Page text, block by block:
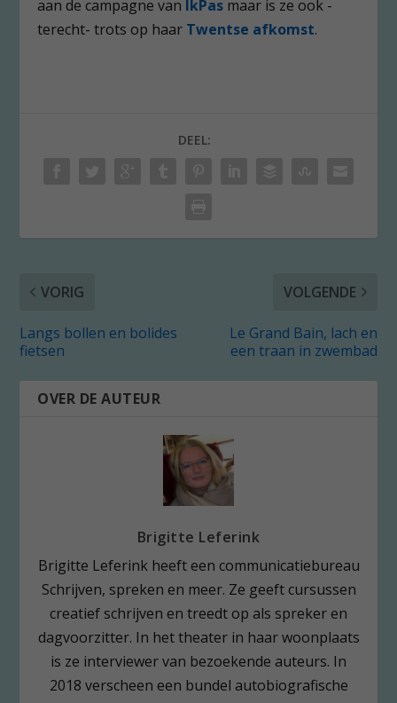
aan de campagne van IkPas maar is ze ook -
terecht- trots op haar Twentse afkomst.
DEEL:
VORIG
Langs bollen en bolides
fietsen
VOLGENDE
Le Grand Bain, lach en
een traan in zwembad
OVER DE AUTEUR
Brigitte Leferink
Brigitte Leferink heeft een communicatiebureau
Schrijven, spreken en meer. Ze geeft cursussen
creatief schrijven en treedt op als spreker en
dagvoorzitter. In het theater in haar woonplaats
is ze interviewer van bezoekende auteurs. In
2018 verscheen een bundel autobiografische